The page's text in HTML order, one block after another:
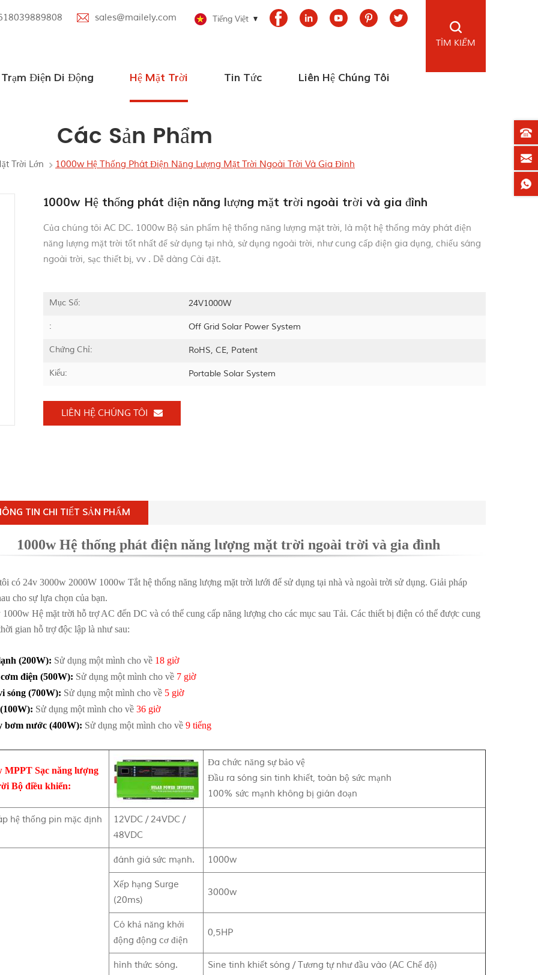
sales@mailely.com Tiếng Việt
TÌM KIẾM
Trạm Điện Di Động Hệ Mặt Trời Tin Tức Liên Hệ Chúng Tôi
Các Sản Phẩm
Trời Lớn 1000w Hệ Thống Phát Điện Năng Lượng Mặt Trời Ngoài Trời Và Gia Đình
1000w Hệ thống phát điện năng lượng mặt trời ngoài trời và gia đình
Của chúng tôi AC DC. 1000w Bộ sản phẩm hệ thống năng lượng mặt trời, là một hệ thống máy phát điện
năng lượng mặt trời tốt nhất để sử dụng tại nhà, sử dụng ngoài trời, như cung cấp điện gia dụng, chiếu sáng
ngoài trời, sạc thiết bị, vv . Dễ dàng Cài đặt.
Mục Số: 24V1000W
: Off Grid Solar Power System
Chứng Chỉ: RoHS, CE, Patent
Kiểu: Portable Solar System
LIÊN HỆ CHÚNG TÔI
TIN CHI TIẾT SẢN PHẨM
1000w Hệ thống phát điện năng lượng mặt trời ngoài trời và gia đình
có 24v 3000w 2000W 1000w Tắt hệ thống năng lượng mặt trời lưới để sử dụng tại nhà và ngoài trời sử dụng. Giải pháp
cho sự lựa chọn của bạn.
1000w Hệ mặt trời hỗ trợ AC đến DC và có thể cung cấp năng lượng cho các mục sau Tải. Các thiết bị điện có thể được cung
gian hỗ trợ độc lập là như sau:
(200W): Sử dụng một mình cho về18 giờ
điện (500W): Sử dụng một mình cho về7 giờ
sóng (700W): Sử dụng một mình cho về5 giờ
Sử dụng một mình cho về36 giờ
bơm nước (400W): Sử dụng một mình cho về9 tiếng
MPPT Sạc năng lượng
Bộ điều khiển:
Đa chức năng sự bảo vệ
Đầu ra sóng sin tinh khiết, toàn bộ sức mạnh
100% sức mạnh không bị gián đoạn
hệ thống pin mặc định
12VDC / 24VDC /
48VDC
đánh giá sức mạnh. 1000w
Xếp hạng Surge
(20ms)
3000w
Có khả năng khởi
động động cơ điện
0,5HP
hình thức sóng. Sine tinh khiết sóng / Tương tự như đầu vào (AC Chế độ)